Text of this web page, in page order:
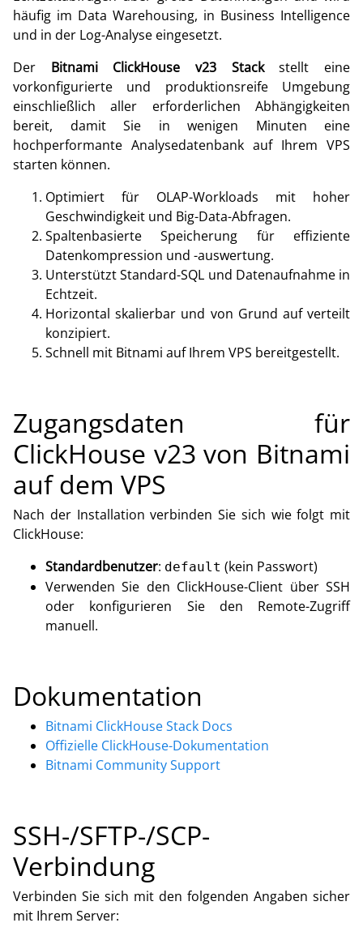
häufig im Data Warehousing, in Business Intelligence
und in der Log-Analyse eingesetzt.
Der Bitnami ClickHouse v23 Stackstellt eine
vorkonfigurierte und produktionsreife Umgebung
einschließlich aller erforderlichen Abhängigkeiten
bereit, damit Sie in wenigen Minuten eine
hochperformante Analysedatenbank auf Ihrem VPS
starten können.
Optimiert für OLAP-Workloads mit hoher
Geschwindigkeit und Big-Data-Abfragen.
Spaltenbasierte Speicherung für effiziente
Datenkompression und -auswertung.
Unterstützt Standard-SQL und Datenaufnahme in
Echtzeit.
Horizontal skalierbar und von Grund auf verteilt
konzipiert.
Schnell mit Bitnami auf Ihrem VPS bereitgestellt.
Zugangsdaten für
ClickHouse v23 von Bitnami
auf dem VPS
Nach der Installation verbinden Sie sich wie folgt mit
ClickHouse:
Standardbenutzer: default (kein Passwort)
Verwenden Sie den ClickHouse-Client über SSH
oder konfigurieren Sie den Remote-Zugriff
manuell.
Dokumentation
Bitnami ClickHouse Stack Docs
Offizielle ClickHouse-Dokumentation
Bitnami Community Support
SSH-/SFTP-/SCP-
Verbindung
Verbinden Sie sich mit den folgenden Angaben sicher
mit Ihrem Server: